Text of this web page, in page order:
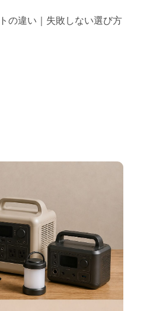
の違い｜失敗しない選び方